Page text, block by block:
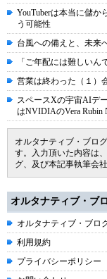
YouTuberは本当に儲か
う可能性
台風への備えと、未来
「ご年配には難しい
営業は終わった（１）
スペースXの宇宙AIデ
はNVIDIAのVera Rubin
オルタナティブ・ブロ
す。入力頂いた内容は
グ、及び本記事執筆会
オルタナティブ・ブ
オルタナティブ・ブロ
利用規約
プライバシーポリシー